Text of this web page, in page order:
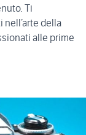
Ti
della
alle prime